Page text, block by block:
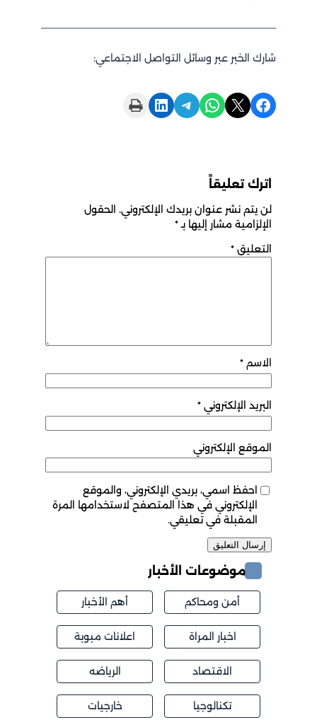
شارك الخبر عبر وسائل التواصل الاجتماعي:
Share on Facebook
Share on X
Share on WhatsApp
Share on Telegram
Share on LinkedIn
Print this Page
اترك تعليقاً
لن يتم نشر عنوان بريدك الإلكتروني. الحقول
الإلزامية مشار إليها بـ *
التعليق*
الاسم*
البريد الإلكتروني *
الموقع الإلكتروني
احفظ اسمي، بريدي الإلكتروني، والموقع
الإلكتروني في هذا المتصفح لاستخدامها المرة
المقبلة في تعليقي.
موضوعات الأخبار
أمن ومحاكم أهم الأخبار
اخبار المراة اعلانات مبوبة
الاقتصاد الرياضه
تكنالوجيا خارجيات